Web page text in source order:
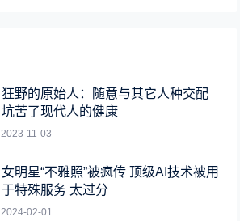
狂野的原始人：随意与其它人种交配
坑苦了现代人的健康
2023-11-03
女明星“不雅照”被疯传 顶级AI技术被用
于特殊服务 太过分
2024-02-01